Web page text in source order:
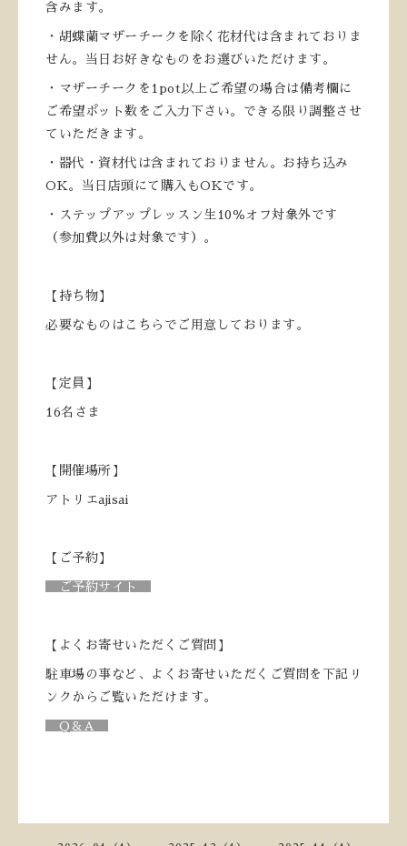
含みます。
・胡蝶蘭マザーチークを除く花材代は含まれておりま
せん。当日お好きなものをお選びいただけます。
・マザーチークを1pot以上ご希望の場合は備考欄に
ご希望ポット数をご入力下さい。できる限り調整させ
ていただきます。
・器代・資材代は含まれておりません。お持ち込み
OK。当日店頭にて購入もOKです。
・ステップアップレッスン生10％オフ対象外です
（参加費以外は対象です）。
【持ち物】
必要なものはこちらでご用意しております。
【定員】
16名さま
【開催場所】
アトリエajisai
【ご予約】
ご予約サイト
【よくお寄せいただくご質問】
駐車場の事など、よくお寄せいただくご質問を下記リ
ンクからご覧いただけます。
Q＆A